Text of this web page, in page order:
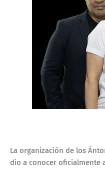
La organización de los
dio a conocer oficialmente